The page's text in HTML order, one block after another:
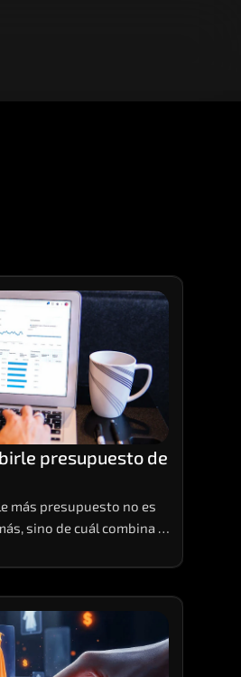
presupuesto de
más presupuesto no es
sino de cuál combina
para escalar sin tronar.